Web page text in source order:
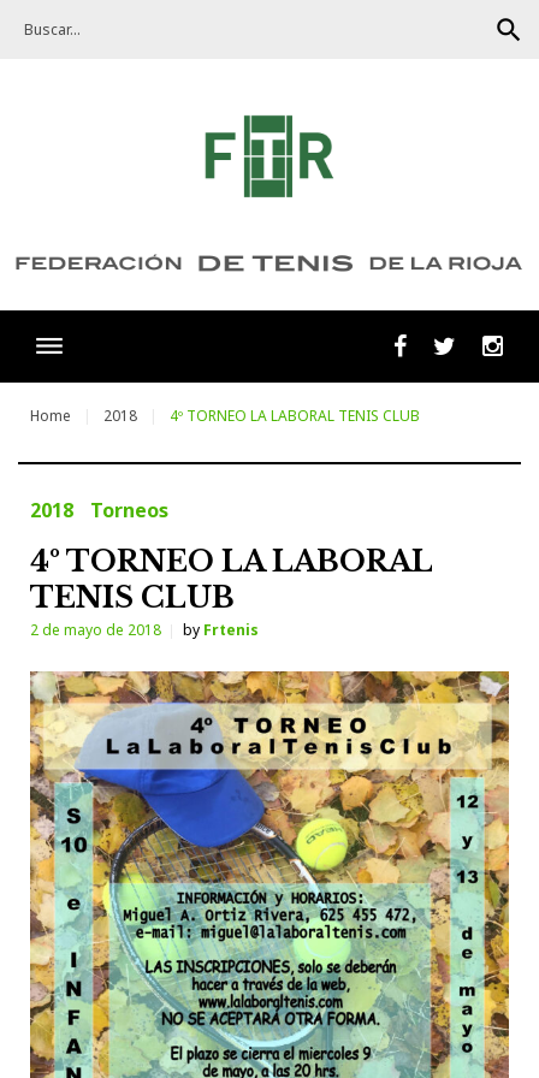
search
FacebookTwitter
Home 2018 4º TORNEO LA LABORAL TENIS CLUB
2018 Torneos
4º TORNEO LA LABORAL
TENIS CLUB
2 de mayo de 2018 by Frtenis